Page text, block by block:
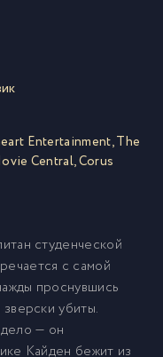
Entertainment,The
Central,Corus
студенческой
с самой
проснувшись
убиты.
— он
Кайден бежит из